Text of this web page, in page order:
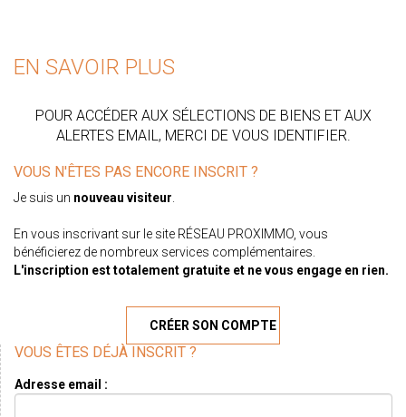
EN SAVOIR PLUS
POUR ACCÉDER AUX SÉLECTIONS DE BIENS ET AUX
ALERTES EMAIL, MERCI DE VOUS IDENTIFIER.
VOUS N'ÊTES PAS ENCORE INSCRIT ?
Je suis un nouveau visiteur.
En vous inscrivant sur le site RÉSEAU PROXIMMO, vous
bénéficierez de nombreux services complémentaires.
L'inscription est totalement gratuite et ne vous engage en rien.
CRÉER SON COMPTE
VOUS ÊTES DÉJÀ INSCRIT ?
Adresse email :